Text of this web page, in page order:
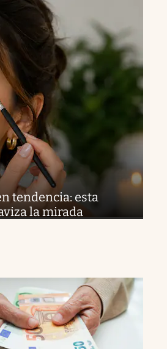
tendencia: esta
la mirada